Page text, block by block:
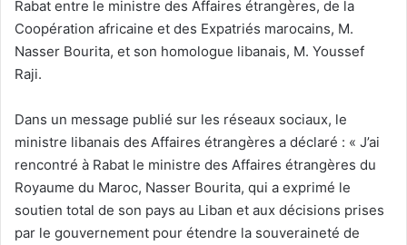
Rabat entre le ministre des Affaires étrangères, de la
Coopération africaine et des Expatriés marocains, M.
Nasser Bourita, et son homologue libanais, M. Youssef
Raji.
Dans un message publié sur les réseaux sociaux, le
ministre libanais des Affaires étrangères a déclaré : « J’ai
rencontré à Rabat le ministre des Affaires étrangères du
Royaume du Maroc, Nasser Bourita, qui a exprimé le
soutien total de son pays au Liban et aux décisions prises
par le gouvernement pour étendre la souveraineté de